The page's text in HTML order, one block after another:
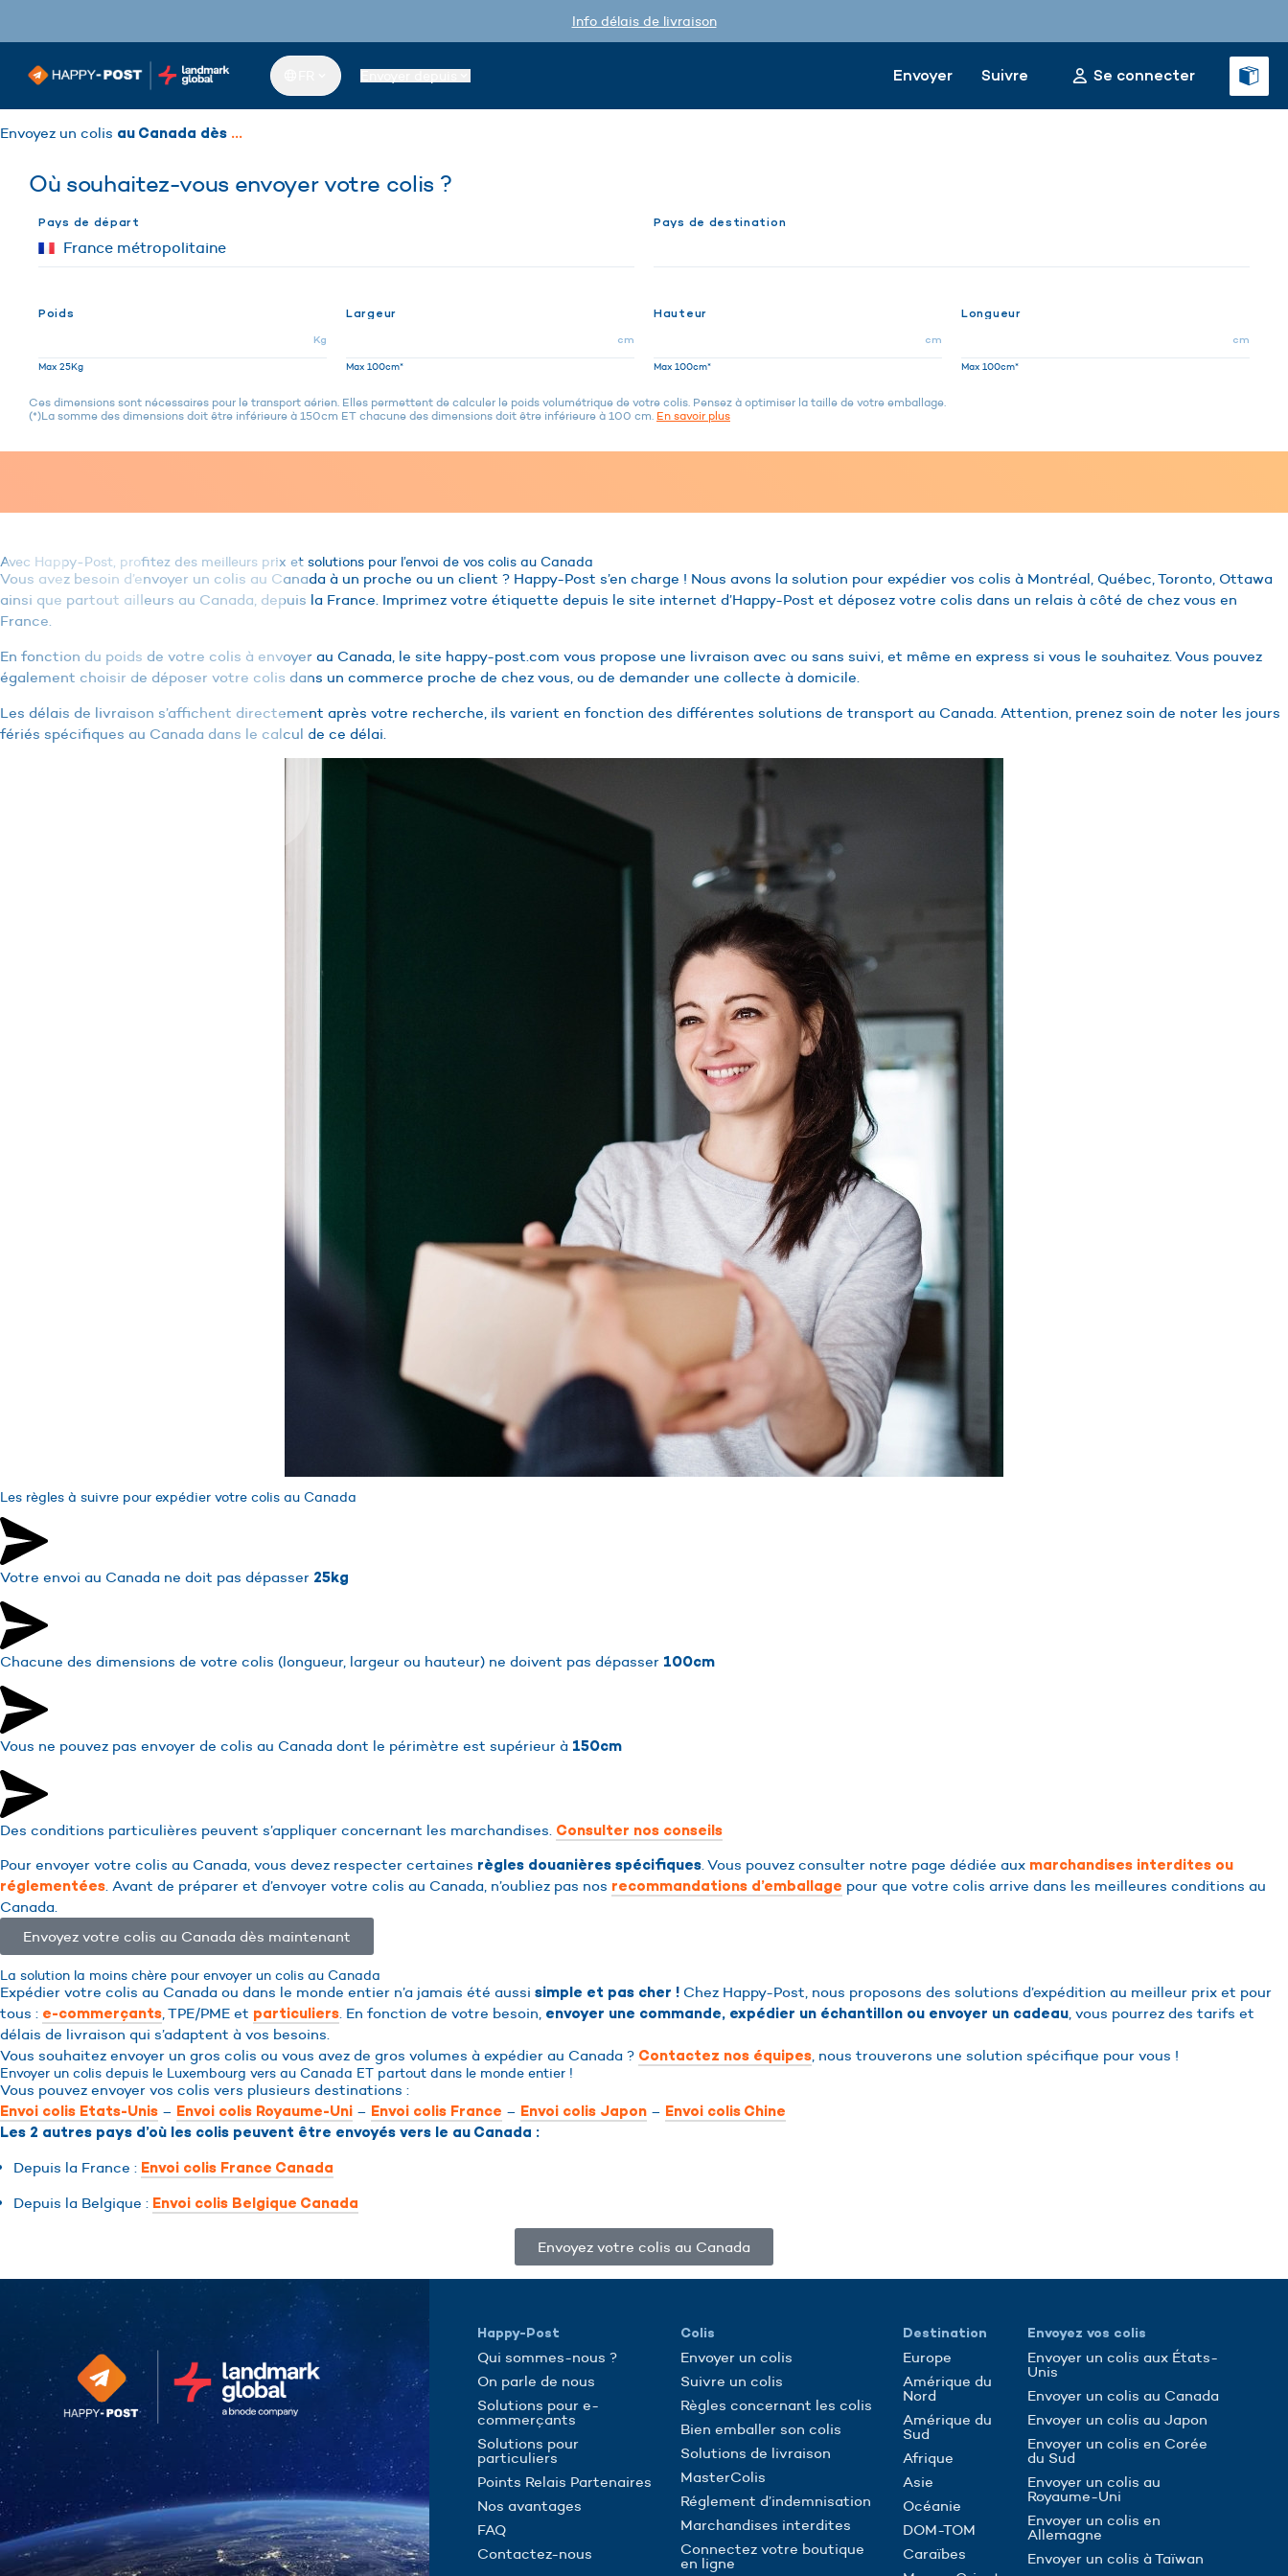
Info délais de livraison
Envoyer Suivre Se connecter
Envoyez un colis au Canada dès ...
Où souhaitez-vous envoyer votre colis ?
Pays de départ Pays de destination
Poids
Kg
Max 25Kg
Largeur
cm
Max 100cm*
Hauteur
cm
Max 100cm*
Longueur
cm
Max 100cm*
Ces dimensions sont nécessaires pour le transport aérien. Elles permettent de calculer le poids volumétrique de votre colis. Pensez à optimiser la taille de votre emballage.
(*)La somme des dimensions doit être inférieure à 150cm ET chacune des dimensions doit être inférieure à 100 cm. En savoir plus
Avec Happy-Post, profitez des meilleurs prix et solutions pour l’envoi de vos colis au Canada
Vous avez besoin d’envoyer un colis au Canada à un proche ou un client ? Happy-Post s’en charge ! Nous avons la solution pour expédier vos colis à Montréal, Québec, Toronto, Ottawa
ainsi que partout ailleurs au Canada, depuis la France. Imprimez votre étiquette depuis le site internet d’Happy-Post et déposez votre colis dans un relais à côté de chez vous en
France.
En fonction du poids de votre colis à envoyer au Canada, le site happy-post.com vous propose une livraison avec ou sans suivi, et même en express si vous le souhaitez. Vous pouvez
également choisir de déposer votre colis dans un commerce proche de chez vous, ou de demander une collecte à domicile.
Les délais de livraison s’affichent directement après votre recherche, ils varient en fonction des différentes solutions de transport au Canada. Attention, prenez soin de noter les jours
fériés spécifiques au Canada dans le calcul de ce délai.
Les règles à suivre pour expédier votre colis au Canada
Votre envoi au Canada ne doit pas dépasser 25kg
Chacune des dimensions de votre colis (longueur, largeur ou hauteur) ne doivent pas dépasser 100cm
Vous ne pouvez pas envoyer de colis au Canada dont le périmètre est supérieur à 150cm
Des conditions particulières peuvent s’appliquer concernant les marchandises. Consulter nos conseils
Pour envoyer votre colis au Canada, vous devez respecter certaines règles douanières spécifiques. Vous pouvez consulter notre page dédiée aux marchandises interdites ou
réglementées. Avant de préparer et d’envoyer votre colis au Canada, n’oubliez pas nos recommandations d’emballage pour que votre colis arrive dans les meilleures conditions au
Canada.
Envoyez votre colis au Canada dès maintenant
La solution la moins chère pour envoyer un colis au Canada
Expédier votre colis au Canada ou dans le monde entier n’a jamais été aussi simple et pas cher ! Chez Happy-Post, nous proposons des solutions d’expédition au meilleur prix et pour
tous : e-commerçants, TPE/PME et particuliers. En fonction de votre besoin, envoyer une commande, expédier un échantillon ou envoyer un cadeau, vous pourrez des tarifs et
délais de livraison qui s’adaptent à vos besoins.
Vous souhaitez envoyer un gros colis ou vous avez de gros volumes à expédier au Canada ? Contactez nos équipes, nous trouverons une solution spécifique pour vous !
Envoyer un colis depuis le Luxembourg vers au Canada ET partout dans le monde entier !
Vous pouvez envoyer vos colis vers plusieurs destinations :
Envoi colis Etats-Unis – Envoi colis Royaume-Uni – Envoi colis France – Envoi colis Japon – Envoi colis Chine
Les 2 autres pays d’où les colis peuvent être envoyés vers le au Canada :
Depuis la France : Envoi colis France Canada
Depuis la Belgique : Envoi colis Belgique Canada
Envoyez votre colis au Canada
Happy-Post
Qui sommes-nous ?
On parle de nous
Solutions pour e-
commerçants
Solutions pour
particuliers
Points Relais Partenaires
Nos avantages
FAQ
Contactez-nous
Colis
Envoyer un colis
Suivre un colis
Règles concernant les colis
Bien emballer son colis
Solutions de livraison
MasterColis
Réglement d’indemnisation
Marchandises interdites
Connectez votre boutique
en ligne
Destination
Europe
Amérique du
Nord
Amérique du
Sud
Afrique
Asie
Océanie
DOM-TOM
Caraïbes
Envoyez vos colis
Envoyer un colis aux États-
Unis
Envoyer un colis au Canada
Envoyer un colis au Japon
Envoyer un colis en Corée
du Sud
Envoyer un colis au
Royaume-Uni
Envoyer un colis en
Allemagne
Envoyer un colis à Taïwan